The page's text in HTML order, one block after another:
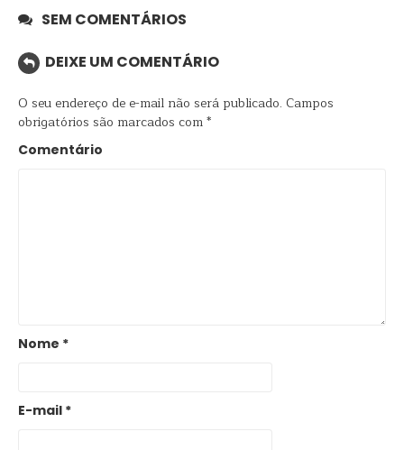
SEM COMENTÁRIOS
DEIXE UM COMENTÁRIO
O seu endereço de e-mail não será publicado. Campos
obrigatórios são marcados com*
Comentário
Nome *
E-mail *